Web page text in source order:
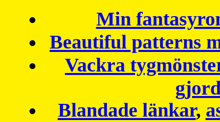
Min
Beautiful patterns
Vackra
Blandade länkar,